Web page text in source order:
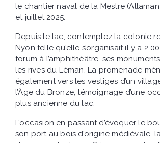
le chantier naval de la Mestre
et juillet 2025.
Depuis le lac, contemplez la colonie
Nyon telle qu’elle s’organisait il y a 2
forum à l’amphithéâtre, ses
les rives du Léman. La promenade
également vers les vestiges d’un
l’Âge du Bronze, témoignage d’une
plus ancienne du lac.
L’occasion en passant d’évoquer le
son port au bois d’origine médiévale,